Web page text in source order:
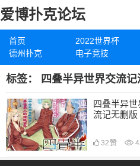
爱博扑克论坛
首页 2022世界杯
德州扑克
电子竞技
标签： 四叠半异世界交流记
四叠半异
流记无删版
32 赞